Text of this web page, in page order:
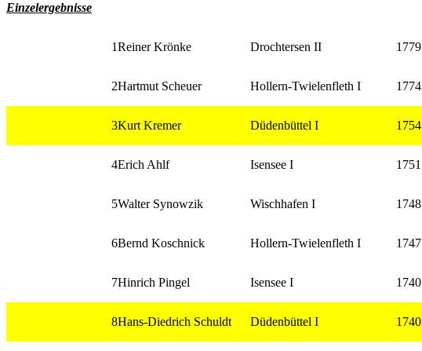
Einzelergebnisse
1Reiner Krönke Drochtersen II 1779
2Hartmut Scheuer Hollern-Twielenfleth I 1774
3Kurt Kremer Düdenbüttel I 1754
4Erich Ahlf Isensee I 1751
5Walter Synowzik Wischhafen I 1748
6Bernd Koschnick Hollern-Twielenfleth I 1747
7Hinrich Pingel Isensee I 1740
8Hans-Diedrich Schuldt Düdenbüttel I 1740